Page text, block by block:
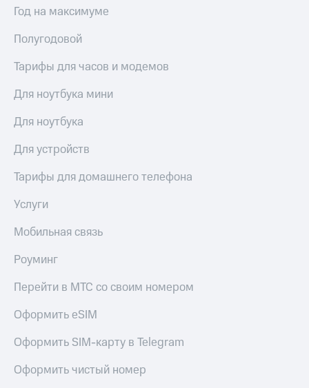
Год на максимуме
Полугодовой
Тарифы для часов и модемов
Для ноутбука мини
Для ноутбука
Для устройств
Тарифы для домашнего телефона
Услуги
Мобильная связь
Роуминг
Перейти в МТС со своим номером
Оформить eSIM
Оформить SIM-карту в Telegram
Оформить чистый номер